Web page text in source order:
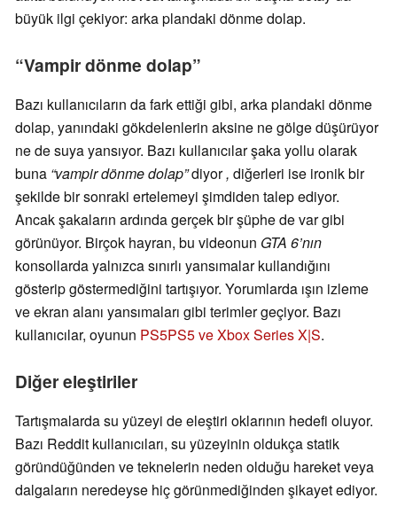
büyük ilgi çekiyor: arka plandaki dönme dolap.
“Vampir dönme dolap”
Bazı kullanıcıların da fark ettiği gibi, arka plandaki dönme
dolap, yanındaki gökdelenlerin aksine ne gölge düşürüyor
ne de suya yansıyor. Bazı kullanıcılar şaka yollu olarak
buna “vampir dönme dolap”diyor, diğerleri ise ironik bir
şekilde bir sonraki ertelemeyi şimdiden talep ediyor.
Ancak şakaların ardında gerçek bir şüphe de var gibi
görünüyor. Birçok hayran, bu videonun GTA 6’nın
konsollarda yalnızca sınırlı yansımalar kullandığını
gösterip göstermediğini tartışıyor. Yorumlarda ışın izleme
ve ekran alanı yansımaları gibi terimler geçiyor. Bazı
kullanıcılar, oyunun PS5PS5 ve Xbox Series X|S.
Diğer eleştiriler
Tartışmalarda su yüzeyi de eleştiri oklarının hedefi oluyor.
Bazı Reddit kullanıcıları, su yüzeyinin oldukça statik
göründüğünden ve teknelerin neden olduğu hareket veya
dalgaların neredeyse hiç görünmediğinden şikayet ediyor.